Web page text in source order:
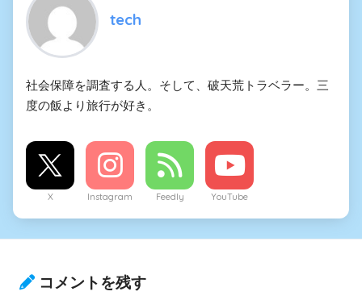
tech
社会保障を調査する人。そして、破天荒トラベラー。三
度の飯より旅行が好き。
X Instagram Feedly YouTube
コメントを残す